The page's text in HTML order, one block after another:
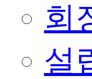
회
설